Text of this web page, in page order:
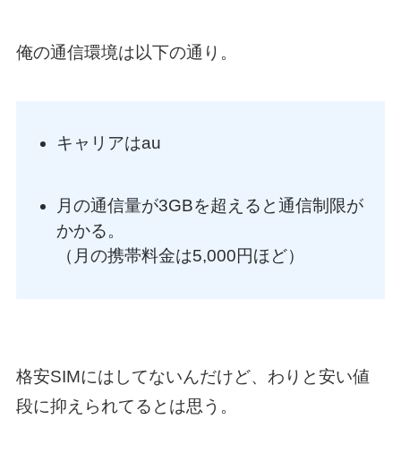
俺の通信環境は以下の通り。
キャリアはau
月の通信量が3GBを超えると通信制限が
かかる。
（月の携帯料金は5,000円ほど）
格安SIMにはしてないんだけど、わりと安い値
段に抑えられてるとは思う。